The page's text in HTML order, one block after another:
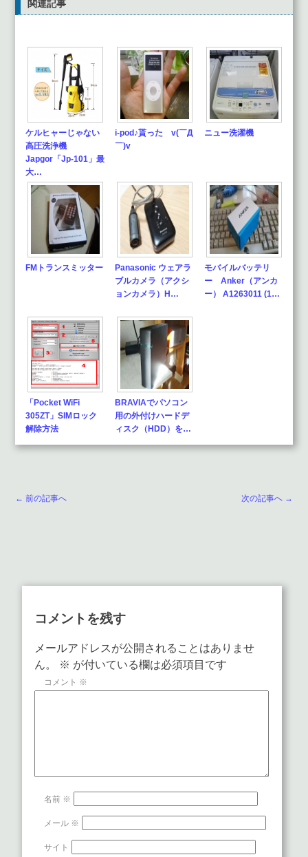
関連記事
ケルヒャーじゃない
高圧洗浄機
Japgor「Jp-101」最
大…
i-pod♪貰った v(￣Д
￣)v
ニュー洗濯機
FMトランスミッター
Panasonic ウェアラ
ブルカメラ（アクシ
ョンカメラ）H…
モバイルバッテリ
ー Anker（アンカ
ー） A1263011 (1…
「Pocket WiFi
305ZT」SIMロック
解除方法
BRAVIAでパソコン
用の外付けハードデ
ィスク（HDD）を…
← 前の記事へ 次の記事へ →
コメントを残す
メールアドレスが公開されることはありませ
ん。
※ が付いている欄は必須項目です
コメント ※
名前 ※
メール ※
サイト